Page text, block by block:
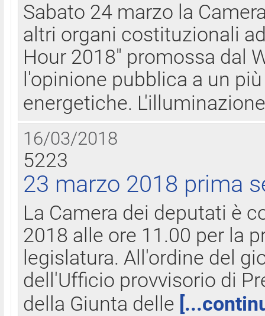
Sabato 24 marzo la
altri organi costituzionali
Hour 2018" promossa dal
l'opinione pubblica a un
energetiche.
16/03/2018
5223
23 marzo 2018 prima
La Camera dei deputati è
2018 alle ore 11.00 per la
legislatura. All'ordine del
dell'Ufficio provvisorio di
della Giunta delle